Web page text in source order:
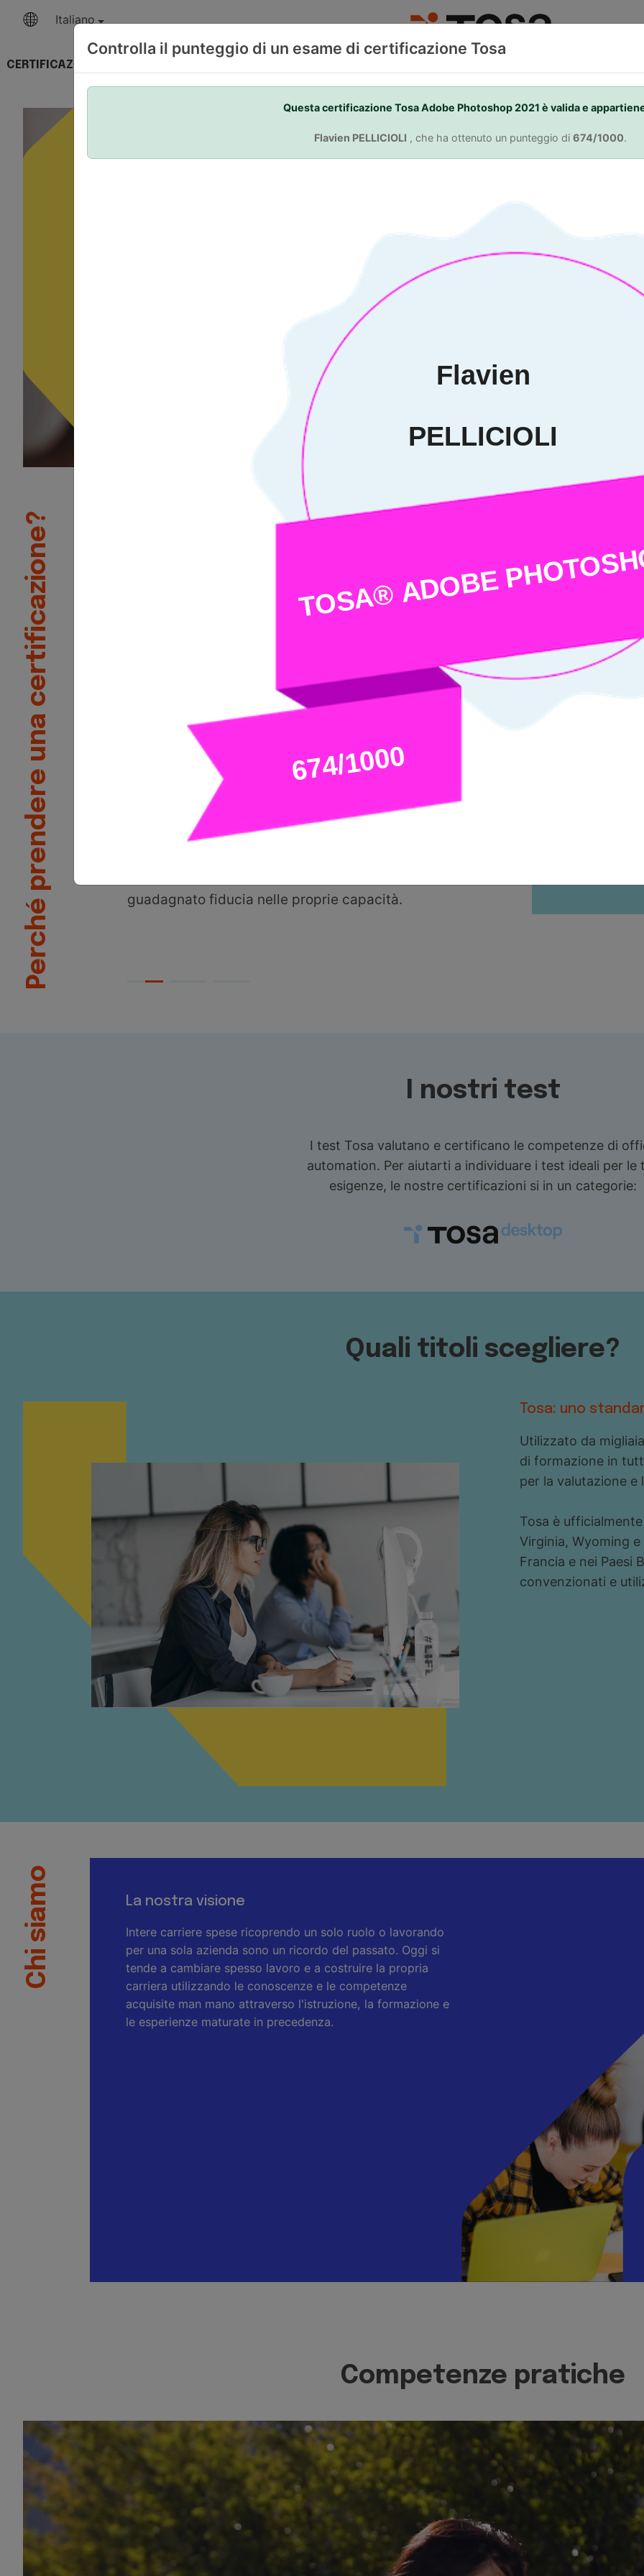
Italiano
CERTIFICAZIONI
Your Skills. Your
Perché prendere una certificazione?
distinguersi nel mercato del lavoro. Una
certificazione Tosa dimostra ai datori di
proprio lavoro. Il punteggio su una scala
da 1 a 1.000 delle certificazioni Tosa si
può inserire facilmente nei profili dei
social network professionali e nel
curriculum oppure nei piani di studio
accademici e nei programmi di
formazione.
guadagnato fiducia nelle proprie capacità.
I nostri test
I test Tosa valutano e certificano le competenze di
automation. Per aiutarti a individuare i test ideali per le
esigenze, le nostre certificazioni si in un categorie:
Quali titoli scegliere?
Tosa: uno
Utilizzato da
di formazione in
per la valutazione
Tosa è
Virginia, Wyoming
Francia e nei Paesi
convenzionati e
Chi siamo La nostra visione
Intere carriere spese ricoprendo un solo ruolo o lavorando
per una sola azienda sono un ricordo del passato. Oggi si
tende a cambiare spesso lavoro e a costruire la propria
carriera utilizzando le conoscenze e le competenze
acquisite man mano attraverso l'istruzione, la formazione e
le esperienze maturate in precedenza.
Competenze pratiche
Controlla il punteggio di un esame di certificazione Tosa
Questa certificazione Tosa Adobe Photoshop 2021 è valida e
Flavien PELLICIOLI , che ha ottenuto un punteggio di 674/1000.